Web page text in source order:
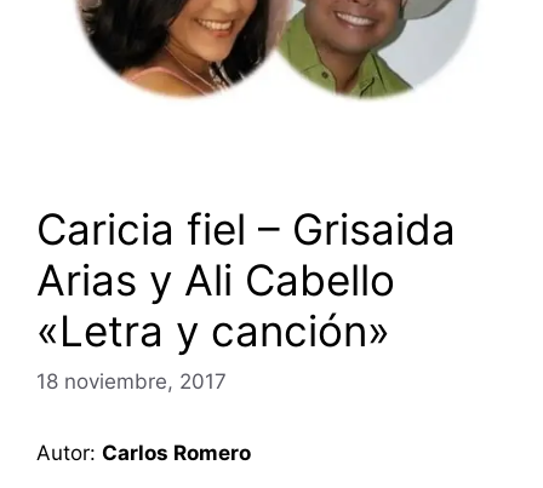
Caricia fiel – Grisaida
Arias y Ali Cabello
«Letra y canción»
18 noviembre, 2017
Autor: Carlos Romero